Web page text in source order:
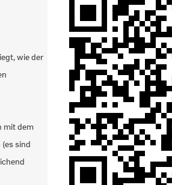
wie der
mit dem
sind